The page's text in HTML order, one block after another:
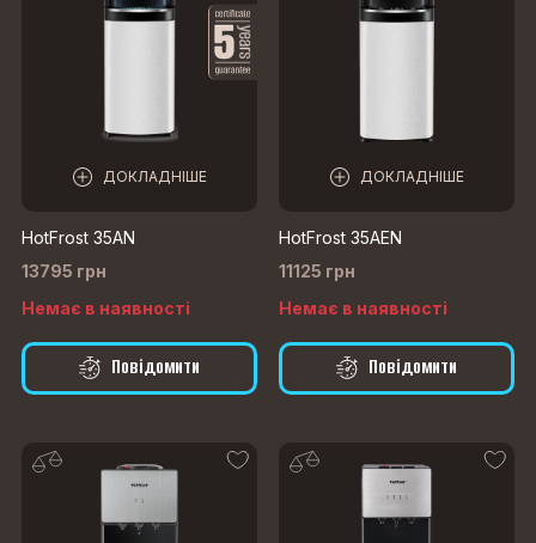
ДОКЛАДНІШЕ ДОКЛАДНІШЕ
HotFrost 35AN
HotFrost 35AEN
13795 грн
11125 грн
Немає в наявності
Повідомити
Немає в наявності
Повідомити